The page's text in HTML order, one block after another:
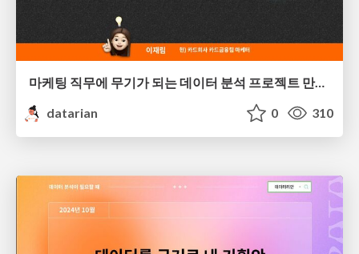
마케팅 직무에 무기가 되는 데이터 분석 프로젝트 만드는 법 | 이재림
datarian
0 310